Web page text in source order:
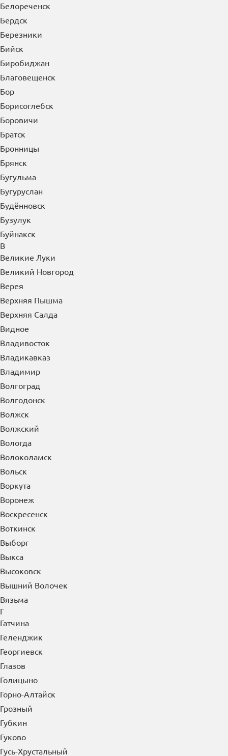
Белореченск
Бердск
Березники
Бийск
Биробиджан
Благовещенск
Бор
Борисоглебск
Боровичи
Братск
Бронницы
Брянск
Бугульма
Бугуруслан
Будённовск
Бузулук
Буйнакск
В
Великие Луки
Великий Новгород
Верея
Верхняя Пышма
Верхняя Салда
Видное
Владивосток
Владикавказ
Владимир
Волгоград
Волгодонск
Волжск
Волжский
Вологда
Волоколамск
Вольск
Воркута
Воронеж
Воскресенск
Воткинск
Выборг
Выкса
Высоковск
Вышний Волочек
Вязьма
Г
Гатчина
Геленджик
Георгиевск
Глазов
Голицыно
Горно-Алтайск
Грозный
Губкин
Гуково
Гусь-Хрустальный